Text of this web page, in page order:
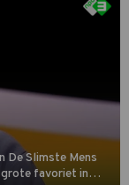
De Slimste Mens
grote favoriet in